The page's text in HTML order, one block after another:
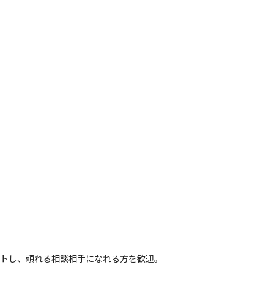
し、頼れる相談相手になれる方を歓迎。